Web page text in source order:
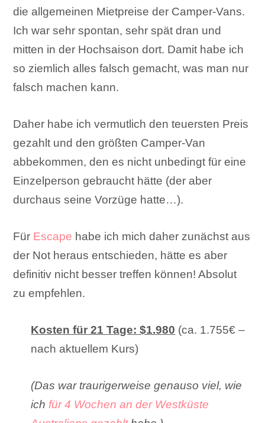
die allgemeinen Mietpreise der Camper-Vans.
Ich war sehr spontan, sehr spät dran und
mitten in der Hochsaison dort. Damit habe ich
so ziemlich alles falsch gemacht, was man nur
falsch machen kann.
Daher habe ich vermutlich den teuersten Preis
gezahlt und den größten Camper-Van
abbekommen, den es nicht unbedingt für eine
Einzelperson gebraucht hätte (der aber
durchaus seine Vorzüge hatte…).
Für Escape habe ich mich daher zunächst aus
der Not heraus entschieden, hätte es aber
definitiv nicht besser treffen können! Absolut
zu empfehlen.
Kosten für 21 Tage: $1.980 (ca. 1.755€ –
nach aktuellem Kurs)
(Das war traurigerweise genauso viel, wie
ichfür 4 Wochen an der Westküste